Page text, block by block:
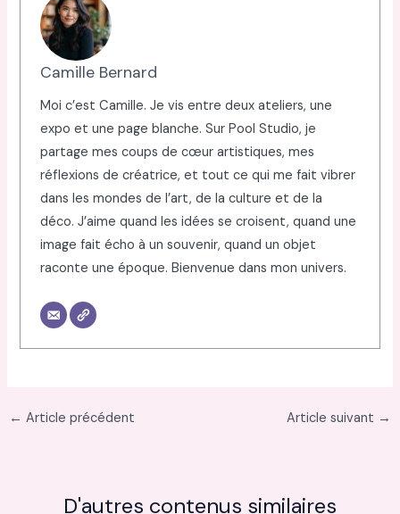
Camille Bernard
Moi c’est Camille. Je vis entre deux ateliers, une
expo et une page blanche. Sur Pool Studio, je
partage mes coups de cœur artistiques, mes
réflexions de créatrice, et tout ce qui me fait vibrer
dans les mondes de l’art, de la culture et de la
déco. J’aime quand les idées se croisent, quand une
image fait écho à un souvenir, quand un objet
raconte une époque. Bienvenue dans mon univers.
← Article précédent Article suivant →
D'autres contenus similaires